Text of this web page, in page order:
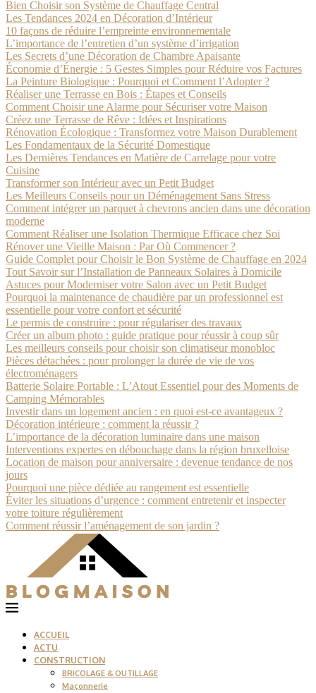
Bien Choisir son Système de Chauffage Central
Les Tendances 2024 en Décoration d’Intérieur
10 façons de réduire l’empreinte environnementale
L’importance de l’entretien d’un système d’irrigation
Les Secrets d’une Décoration de Chambre Apaisante
Économie d’Énergie : 5 Gestes Simples pour Réduire vos Factures
La Peinture Biologique : Pourquoi et Comment l’Adopter ?
Réaliser une Terrasse en Bois : Étapes et Conseils
Comment Choisir une Alarme pour Sécuriser votre Maison
Créez une Terrasse de Rêve : Idées et Inspirations
Rénovation Écologique : Transformez votre Maison Durablement
Les Fondamentaux de la Sécurité Domestique
Les Dernières Tendances en Matière de Carrelage pour votre
Cuisine
Transformer son Intérieur avec un Petit Budget
Les Meilleurs Conseils pour un Déménagement Sans Stress
Comment intégrer un parquet à chevrons ancien dans une décoration
moderne
Comment Réaliser une Isolation Thermique Efficace chez Soi
Rénover une Vieille Maison : Par Où Commencer ?
Guide Complet pour Choisir le Bon Système de Chauffage en 2024
Tout Savoir sur l’Installation de Panneaux Solaires à Domicile
Astuces pour Moderniser votre Salon avec un Petit Budget
Pourquoi la maintenance de chaudière par un professionnel est
essentielle pour votre confort et sécurité
Le permis de construire : pour régulariser des travaux
Créer un album photo : guide pratique pour réussir à coup sûr
Les meilleurs conseils pour choisir son climatiseur monobloc
Pièces détachées : pour prolonger la durée de vie de vos
électroménagers
Batterie Solaire Portable : L’Atout Essentiel pour des Moments de
Camping Mémorables
Investir dans un logement ancien : en quoi est-ce avantageux ?
Décoration intérieure : comment la réussir ?
L’importance de la décoration luminaire dans une maison
Interventions expertes en débouchage dans la région bruxelloise
Location de maison pour anniversaire : devenue tendance de nos
jours
Pourquoi une pièce dédiée au rangement est essentielle
Éviter les situations d’urgence : comment entretenir et inspecter
votre toiture régulièrement
Comment réussir l’aménagement de son jardin ?
ACCUEIL
ACTU
CONSTRUCTION
BRICOLAGE & OUTILLAGE
Maçonnerie